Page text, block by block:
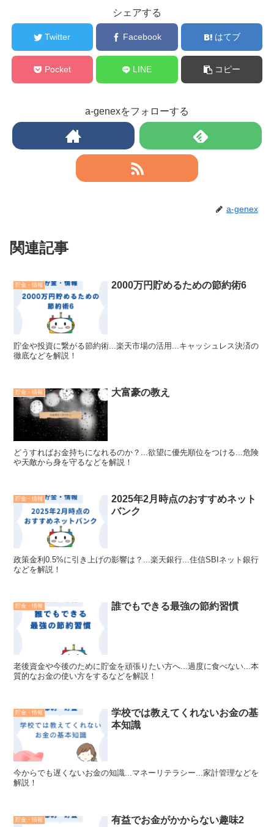
シェアする
Twitter Facebook はてブ
Pocket LINE コピー
a-genexをフォローする
a-genex
関連記事
貯金・情報 2000万円貯めるための節約術6
貯金や投資に繋がる節約術...楽天市場の活用...キャッシュレス決済の
徹底などを解説！
貯金・情報 大富豪の教え
どうすればお金持ちになれるのか？...欲望に優先順位をつける...危険
や天敵から身を守るなどを解説！
貯金・情報
2025年2月時点のおすすめネット
バンク
政策金利0.5%に引き上げの影響は？...楽天銀行...住信SBIネット銀行
などを解説！
貯金・情報 誰でもできる最強の節約習慣
老後資金や今後のために貯金を頑張りたい方へ...過度に食べない...本
質的なお金の使い方をするなどを解説！
貯金・情報
学校では教えてくれないお金の基
本知識
今からでも遅くないお金の知識...マネーリテラシー...家計管理などを
解説！
貯金・情報 有益でお金がかからない趣味2